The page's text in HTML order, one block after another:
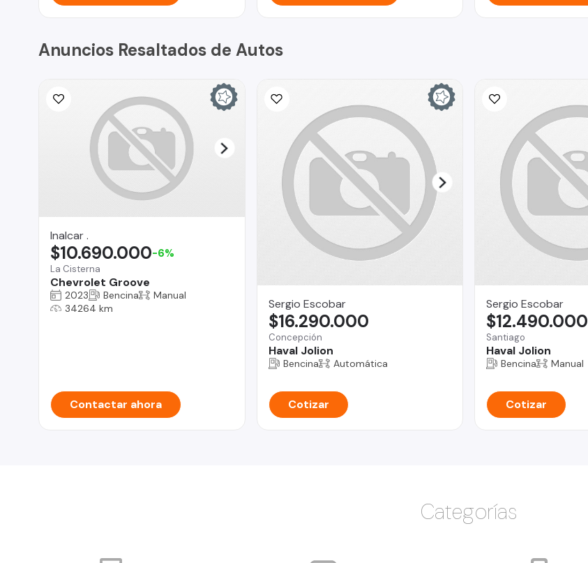
Anuncios Resaltados de Autos
Inalcar .
La Cisterna
Chevrolet Groove
$10.690.000-6%
2023 Bencina
Manual
34264 km
Contactar ahora
Sergio Escobar
Concepción
Haval Jolion
$16.290.000
Bencina Automática
Cotizar
Sergio Escobar
Santiago
Haval Jolion
$12.490.000
Bencina Manual
Cotizar
Categorías